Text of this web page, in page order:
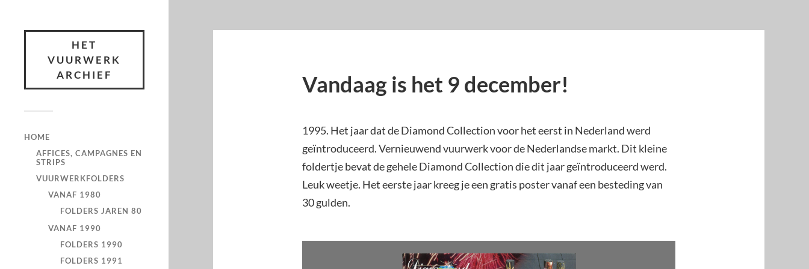
HET
VUURWERK
ARCHIEF
HOME
AFFICES, CAMPAGNES EN
STRIPS
VUURWERKFOLDERS
VANAF 1980
FOLDERS JAREN 80
VANAF 1990
FOLDERS 1990
FOLDERS 1991
Vandaag is het 9 december!
1995. Het jaar dat de Diamond Collection voor het eerst in Nederland werd
geïntroduceerd. Vernieuwend vuurwerk voor de Nederlandse markt. Dit kleine
foldertje bevat de gehele Diamond Collection die dit jaar geïntroduceerd werd.
Leuk weetje. Het eerste jaar kreeg je een gratis poster vanaf een besteding van
30 gulden.